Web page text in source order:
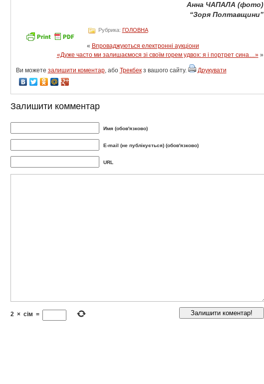
Анна ЧАПАЛА (фото)
“Зоря Полтавщини”
Рубрика: ГОЛОВНА
« Впроваджуються електронні аукціони
«Дуже часто ми залишаємося зі своїм горем удвох: я і портрет сина…»»
Ви можете залишити коментар, або Трекбекз вашого сайту. Друкувати
Залишити комментар
Имя (обов'язково)
E-mail (не публікується) (обов'язково)
URL
2 × сім =